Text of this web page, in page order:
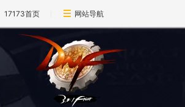
17173首页 网站导航